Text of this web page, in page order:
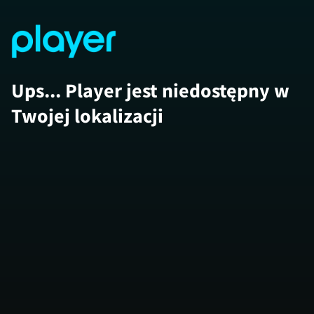
Ups... Player jest niedostępny w
Twojej lokalizacji